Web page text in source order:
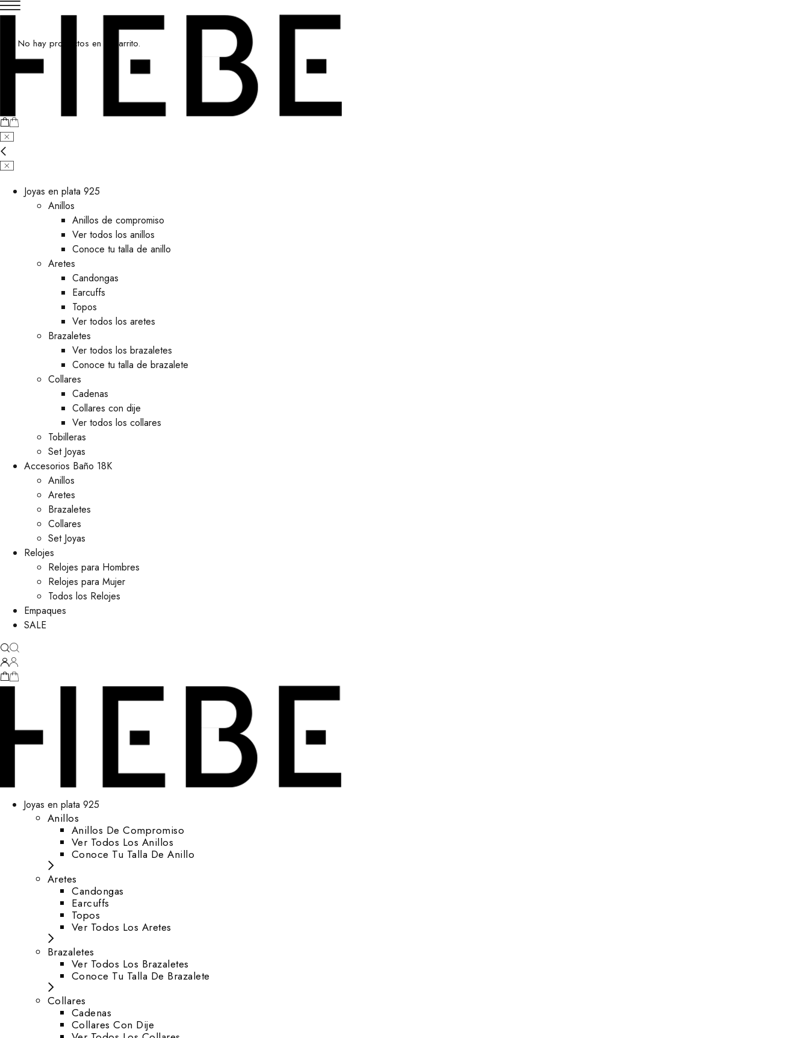
No hay productos en el carrito.
Joyas en plata 925
Anillos
Anillos de compromiso
Ver todos los anillos
Conoce tu talla de anillo
Aretes
⁠Candongas
Earcuffs
Topos
Ver todos los aretes
Brazaletes
Ver todos los brazaletes
Conoce tu talla de brazalete
Collares
Cadenas
Collares con dije
Ver todos los collares
Tobilleras
Set Joyas
Accesorios Baño 18K
Anillos
Aretes
Brazaletes
Collares
Set Joyas
Relojes
Relojes para Hombres
Relojes para Mujer
Todos los Relojes
Empaques
SALE
Joyas en plata 925
Anillos
Anillos De Compromiso
Ver Todos Los Anillos
Conoce Tu Talla De Anillo
Aretes
⁠Candongas
Earcuffs
Topos
Ver Todos Los Aretes
Brazaletes
Ver Todos Los Brazaletes
Conoce Tu Talla De Brazalete
Collares
Cadenas
Collares Con Dije